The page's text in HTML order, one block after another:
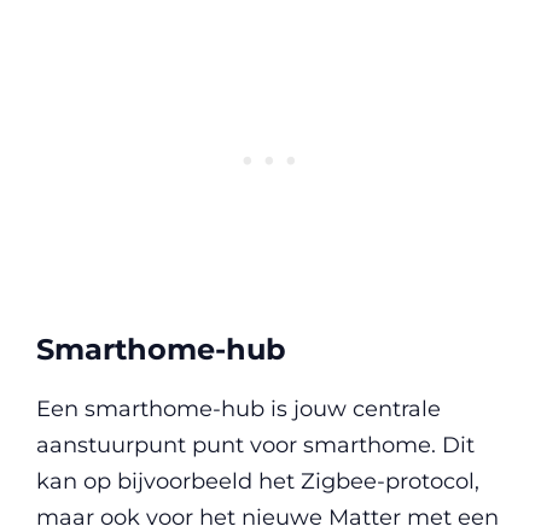
Smarthome-hub
Een smarthome-hub is jouw centrale
aanstuurpunt punt voor smarthome. Dit
kan op bijvoorbeeld het Zigbee-protocol,
maar ook voor het nieuwe Matter met een